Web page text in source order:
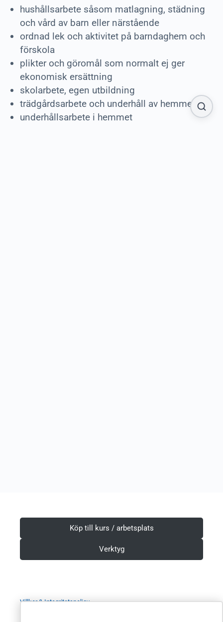
hushållsarbete såsom matlagning, städning
och vård av barn eller närstående
ordnad lek och aktivitet på barndaghem och
förskola
plikter och göromål som normalt ej ger
ekonomisk ersättning
skolarbete, egen utbildning
trädgårdsarbete och underhåll av hemmet
underhållsarbete i hemmet
Köp till kurs / arbetsplats
Verktyg
Villkor & Integritetspolicy